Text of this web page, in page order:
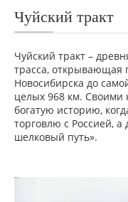
Чуйский тракт
Чуйский тракт –
трасса, открывающая
Новосибирска до
целых 968 км. Своими
богатую историю,
торговлю с Россией, а
шелковый путь».